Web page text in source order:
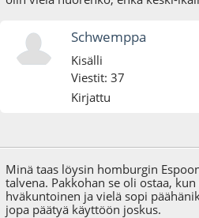
Schwemppa
Kisälli
Viestit: 37
Kirjattu
Minä taas löysin homburgin
talvena. Pakkohan se oli ostaa,
hväkuntoinen ja vielä sopi
jopa päätyä käyttöön joskus.